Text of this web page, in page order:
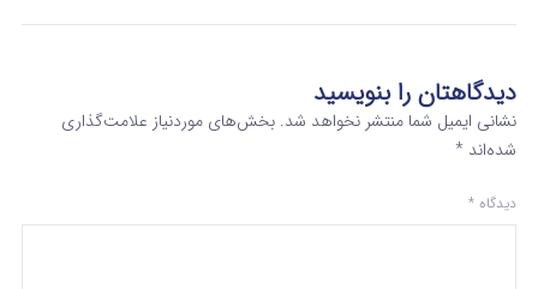
دیدگاهتان را بنویسید
نشانی ایمیل شما منتشر نخواهد شد. بخش‌های موردنیاز علامت‌گذاری
شده‌اند *
دیدگاه *